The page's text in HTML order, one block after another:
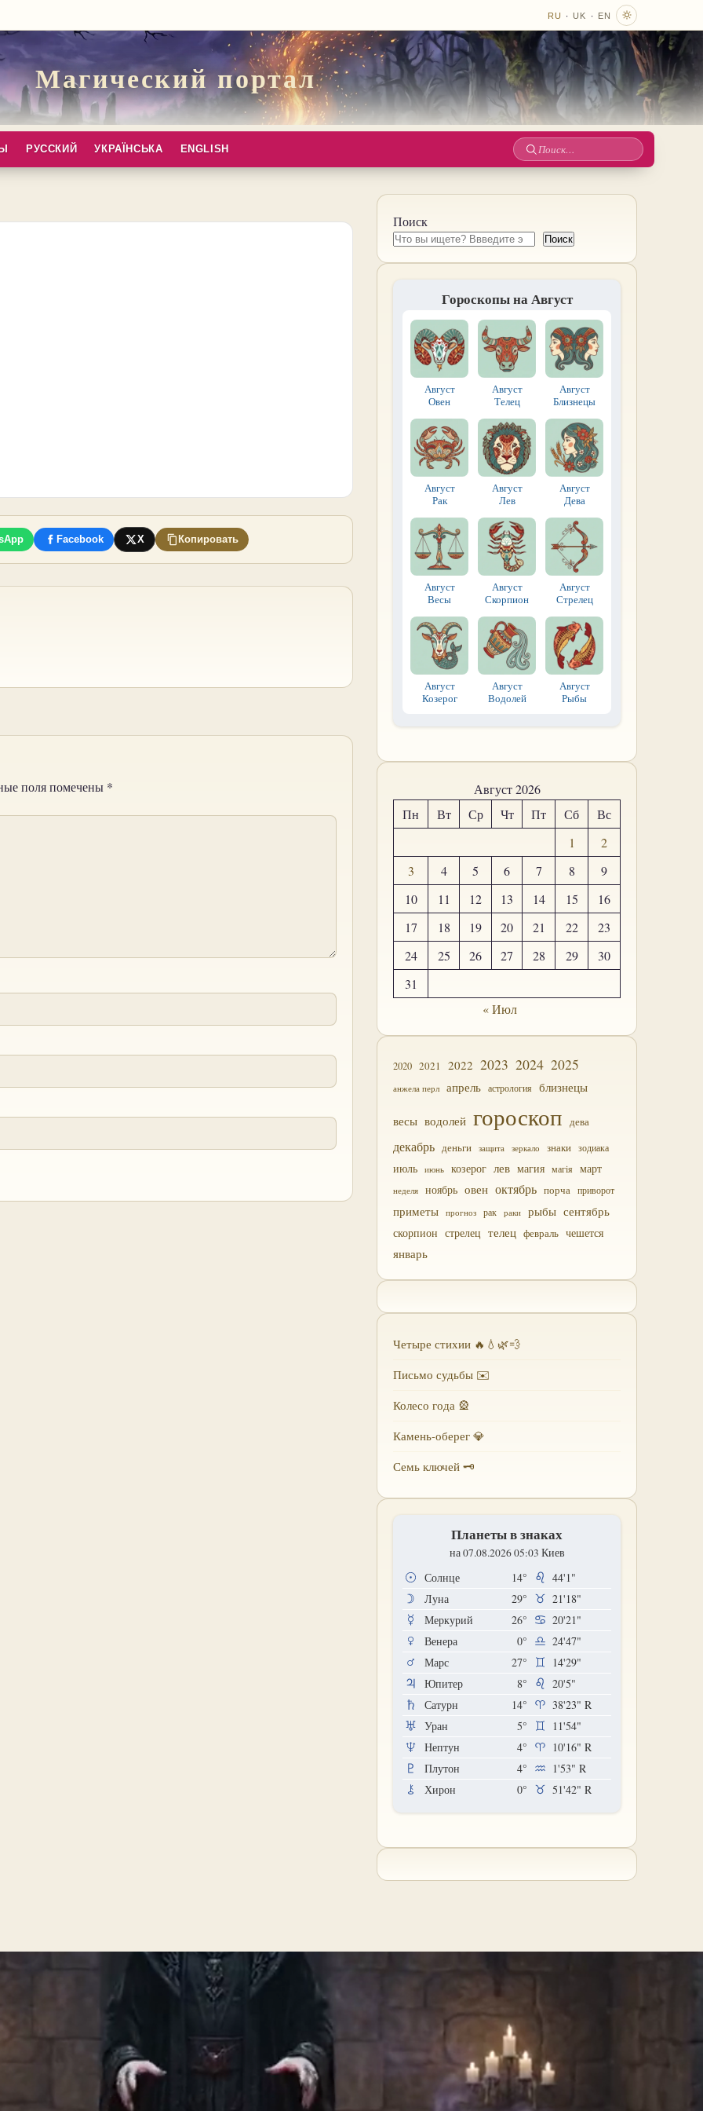
RU · UK · EN
Магический портал
РУССКИЙ УКРАЇНСЬКА ENGLISH
Поиск
Facebook X Копировать
поля помечены *
Поиск
Поиск
Гороскопы на Август
Август
Овен
Август
Телец
Август
Близнецы
Август
Рак
Август
Лев
Август
Дева
Август
Весы
Август
Скорпион
Август
Стрелец
Август
Козерог
Август
Водолей
Август
Рыбы
Август 2026
Пн
Вт Ср Чт Пт Сб
Вс
1
2
3
4 5 6 7 8
9
10
11 12 13 14 15
16
17
18 19 20 21 22
23
24
25 26 27 28 29
30
31
« Июл
2020 2021 2022 2023 2024 2025
анжела перл апрель астрология близнецы
весы водолей гороскоп дева
декабрь деньги защита зеркало знаки зодиака
июль июнь козерог лев магия магія март
неделя ноябрь овен октябрь порча приворот
приметы прогноз рак раки рыбы сентябрь
скорпион стрелец телец февраль чешется
январь
Четыре стихии 🔥💧🌿💨
Письмо судьбы ✉️
Колесо года 🎡
Камень-оберег 💎
Семь ключей 🗝
Планеты в знаках
на 07.08.2026 05:03 Киев
Солнце 14°
44'1"
Луна
29°
21'18"
Меркурий
26°
20'21"
Венера
0°
24'47"
Марс
27°
14'29"
Юпитер
8°
20'5"
Сатурн
14° 38'23" R
Уран
5°
11'54"
Нептун
4° 10'16" R
Плутон
4° 1'53" R
Хирон
0° 51'42" R